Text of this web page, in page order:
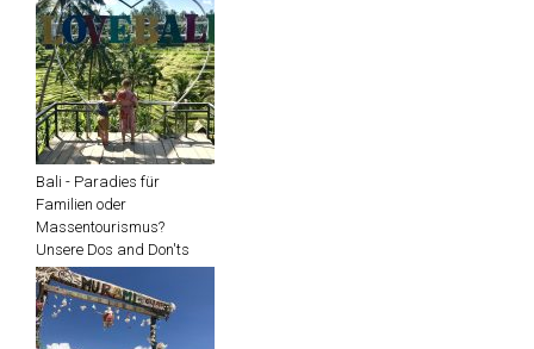
Bali - Paradies für
Familien oder
Massentourismus?
Unsere Dos and Don'ts